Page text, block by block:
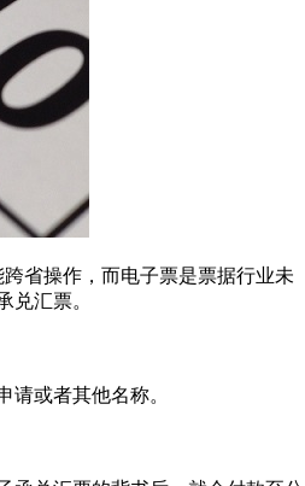
省操作，而电子票是票据行业未
兑汇票。
或者其他名称。